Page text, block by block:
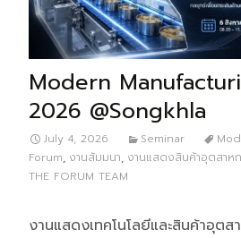
Modern
2026 @Songkhla
July 4, 2026 Seminar
Forum, งานสัมมนา, งานแสดงสินค้าอุตสาห
THE FORUM TEAM
งานแสดงเทคโนโลยีและสินค้าอุต